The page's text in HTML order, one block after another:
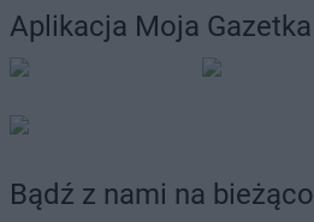
Aplikacja Moja
Bądź z nami na bieżąco